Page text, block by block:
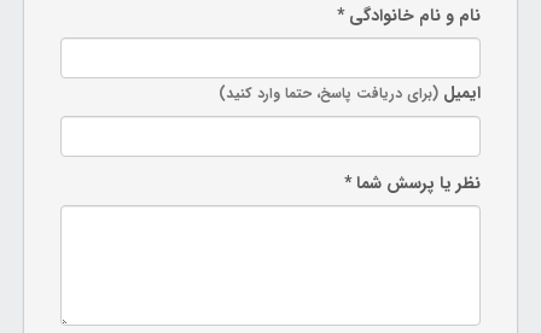
نام و نام خانوادگی *
ایمیل (برای دریافت پاسخ، حتما وارد کنید)
نظر یا پرسش شما *